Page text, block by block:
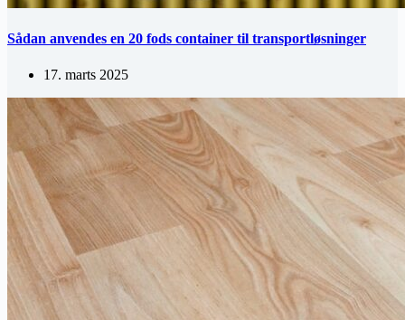
Sådan anvendes en 20 fods container til transportløsninger
17. marts 2025